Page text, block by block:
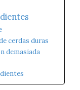
cerdas duras
demasiada